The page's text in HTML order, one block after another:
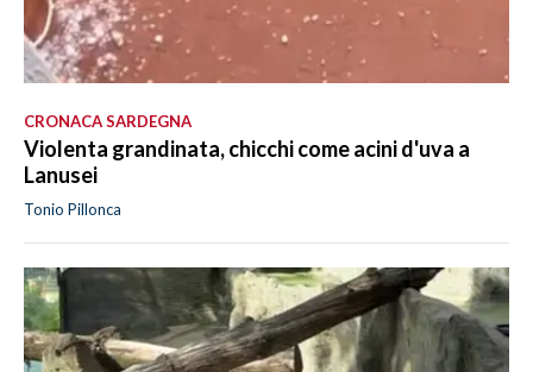
CRONACA SARDEGNA
Violenta grandinata, chicchi come acini d'uva a
Lanusei
Tonio Pillonca